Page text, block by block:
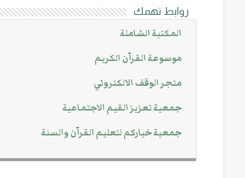
روابط تهمك
المكتبة الشاملة
موسوعة القرآن الكريم
متجر الوقف الالكتروني
جمعية تعزيز القيم الاجتماعية
جمعية خياركم لتعليم القرآن والسنة